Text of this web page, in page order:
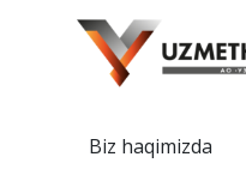
Biz haqimizda